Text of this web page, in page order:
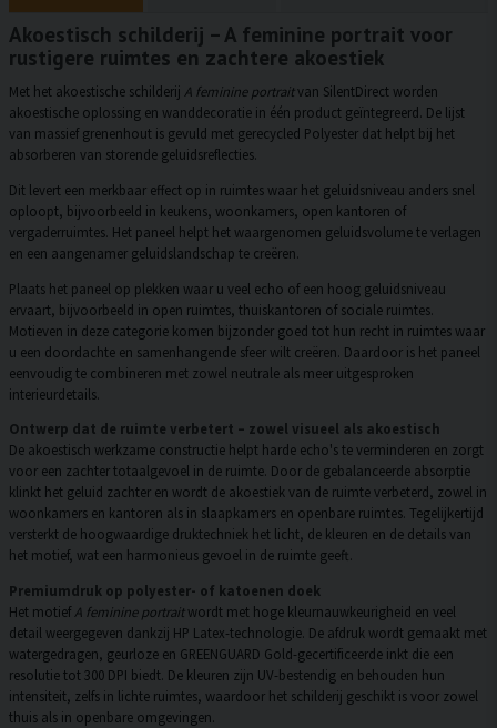
Akoestisch schilderij – A feminine portrait voor
rustigere ruimtes en zachtere akoestiek
Met het akoestische schilderij A feminine portraitvan SilentDirect worden
akoestische oplossing en wanddecoratie in één product geïntegreerd. De lijst
van massief grenenhout is gevuld met gerecycled Polyester dat helpt bij het
absorberen van storende geluidsreflecties.
Dit levert een merkbaar effect op in ruimtes waar het geluidsniveau anders snel
oploopt, bijvoorbeeld in keukens, woonkamers, open kantoren of
vergaderruimtes. Het paneel helpt het waargenomen geluidsvolume te verlagen
en een aangenamer geluidslandschap te creëren.
Plaats het paneel op plekken waar u veel echo of een hoog geluidsniveau
ervaart, bijvoorbeeld in open ruimtes, thuiskantoren of sociale ruimtes.
Motieven in deze categorie komen bijzonder goed tot hun recht in ruimtes waar
u een doordachte en samenhangende sfeer wilt creëren. Daardoor is het paneel
eenvoudig te combineren met zowel neutrale als meer uitgesproken
interieurdetails.
Ontwerp dat de ruimte verbetert – zowel visueel als akoestisch
De akoestisch werkzame constructie helpt harde echo's te verminderen en zorgt
voor een zachter totaalgevoel in de ruimte. Door de gebalanceerde absorptie
klinkt het geluid zachter en wordt de akoestiek van de ruimte verbeterd, zowel in
woonkamers en kantoren als in slaapkamers en openbare ruimtes. Tegelijkertijd
versterkt de hoogwaardige druktechniek het licht, de kleuren en de details van
het motief, wat een harmonieus gevoel in de ruimte geeft.
Premiumdruk op polyester- of katoenen doek
Het motiefA feminine portraitwordt met hoge kleurnauwkeurigheid en veel
detail weergegeven dankzij HP Latex-technologie. De afdruk wordt gemaakt met
watergedragen, geurloze en GREENGUARD Gold-gecertificeerde inkt die een
resolutie tot 300 DPI biedt. De kleuren zijn UV-bestendig en behouden hun
intensiteit, zelfs in lichte ruimtes, waardoor het schilderij geschikt is voor zowel
thuis als in openbare omgevingen.